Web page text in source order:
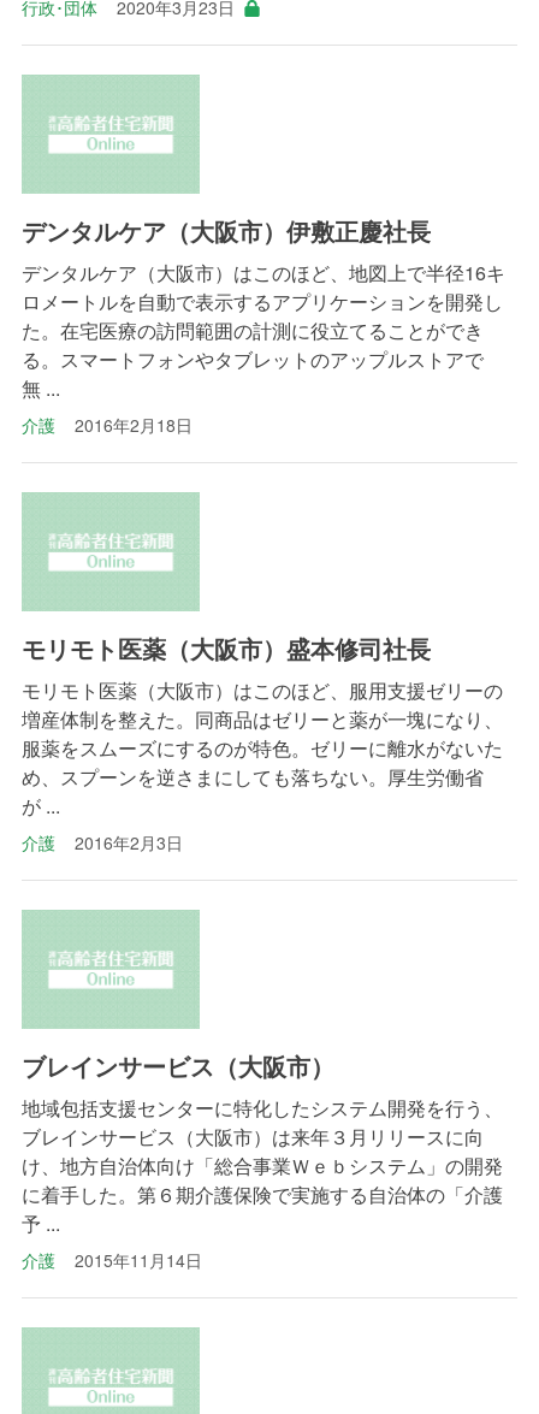
行政･団体 2020年3月23日
デンタルケア（大阪市）伊敷正慶社長
デンタルケア（大阪市）はこのほど、地図上で半径16キ
ロメートルを自動で表示するアプリケーションを開発し
た。在宅医療の訪問範囲の計測に役立てることができ
る。スマートフォンやタブレットのアップルストアで
無 ...
介護 2016年2月18日
モリモト医薬（大阪市）盛本修司社長
モリモト医薬（大阪市）はこのほど、服用支援ゼリーの
増産体制を整えた。同商品はゼリーと薬が一塊になり、
服薬をスムーズにするのが特色。ゼリーに離水がないた
め、スプーンを逆さまにしても落ちない。厚生労働省
が ...
介護 2016年2月3日
ブレインサービス（大阪市）
地域包括支援センターに特化したシステム開発を行う、
ブレインサービス（大阪市）は来年３月リリースに向
け、地方自治体向け「総合事業Ｗｅｂシステム」の開発
に着手した。第６期介護保険で実施する自治体の「介護
予 ...
介護 2015年11月14日